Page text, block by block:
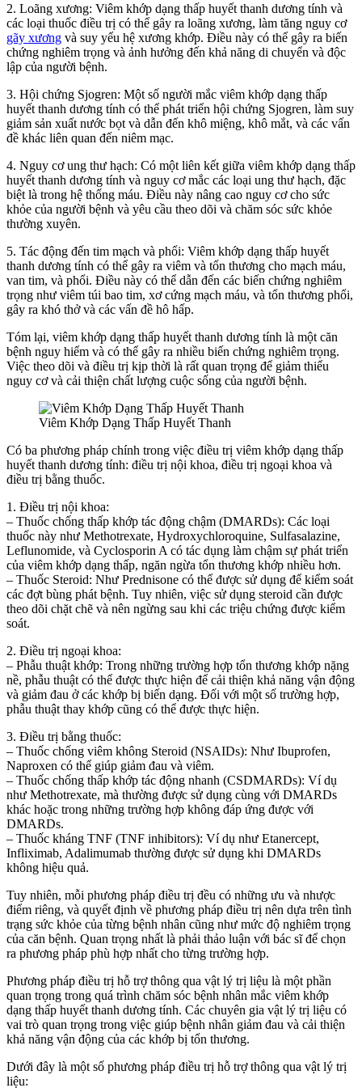
2. Loãng xương: Viêm khớp dạng thấp huyết thanh dương tính và
các loại thuốc điều trị có thể gây ra loãng xương, làm tăng nguy cơ
gãy xương và suy yếu hệ xương khớp. Điều này có thể gây ra biến
chứng nghiêm trọng và ảnh hưởng đến khả năng di chuyển và độc
lập của người bệnh.
3. Hội chứng Sjogren: Một số người mắc viêm khớp dạng thấp
huyết thanh dương tính có thể phát triển hội chứng Sjogren, làm suy
giảm sản xuất nước bọt và dẫn đến khô miệng, khô mắt, và các vấn
đề khác liên quan đến niêm mạc.
4. Nguy cơ ung thư hạch: Có một liên kết giữa viêm khớp dạng thấp
huyết thanh dương tính và nguy cơ mắc các loại ung thư hạch, đặc
biệt là trong hệ thống máu. Điều này nâng cao nguy cơ cho sức
khỏe của người bệnh và yêu cầu theo dõi và chăm sóc sức khỏe
thường xuyên.
5. Tác động đến tim mạch và phổi: Viêm khớp dạng thấp huyết
thanh dương tính có thể gây ra viêm và tổn thương cho mạch máu,
van tim, và phổi. Điều này có thể dẫn đến các biến chứng nghiêm
trọng như viêm túi bao tim, xơ cứng mạch máu, và tổn thương phổi,
gây ra khó thở và các vấn đề hô hấp.
Tóm lại, viêm khớp dạng thấp huyết thanh dương tính là một căn
bệnh nguy hiểm và có thể gây ra nhiều biến chứng nghiêm trọng.
Việc theo dõi và điều trị kịp thời là rất quan trọng để giảm thiểu
nguy cơ và cải thiện chất lượng cuộc sống của người bệnh.
Viêm Khớp Dạng Thấp Huyết Thanh
Có ba phương pháp chính trong việc điều trị viêm khớp dạng thấp
huyết thanh dương tính: điều trị nội khoa, điều trị ngoại khoa và
điều trị bằng thuốc.
1. Điều trị nội khoa:
– Thuốc chống thấp khớp tác động chậm (DMARDs): Các loại
thuốc này như Methotrexate, Hydroxychloroquine, Sulfasalazine,
Leflunomide, và Cyclosporin A có tác dụng làm chậm sự phát triển
của viêm khớp dạng thấp, ngăn ngừa tổn thương khớp nhiều hơn.
– Thuốc Steroid: Như Prednisone có thể được sử dụng để kiểm soát
các đợt bùng phát bệnh. Tuy nhiên, việc sử dụng steroid cần được
theo dõi chặt chẽ và nên ngừng sau khi các triệu chứng được kiểm
soát.
2. Điều trị ngoại khoa:
– Phẫu thuật khớp: Trong những trường hợp tổn thương khớp nặng
nề, phẫu thuật có thể được thực hiện để cải thiện khả năng vận động
và giảm đau ở các khớp bị biến dạng. Đối với một số trường hợp,
phẫu thuật thay khớp cũng có thể được thực hiện.
3. Điều trị bằng thuốc:
– Thuốc chống viêm không Steroid (NSAIDs): Như Ibuprofen,
Naproxen có thể giúp giảm đau và viêm.
– Thuốc chống thấp khớp tác động nhanh (CSDMARDs): Ví dụ
như Methotrexate, mà thường được sử dụng cùng với DMARDs
khác hoặc trong những trường hợp không đáp ứng được với
DMARDs.
– Thuốc kháng TNF (TNF inhibitors): Ví dụ như Etanercept,
Infliximab, Adalimumab thường được sử dụng khi DMARDs
không hiệu quả.
Tuy nhiên, mỗi phương pháp điều trị đều có những ưu và nhược
điểm riêng, và quyết định về phương pháp điều trị nên dựa trên tình
trạng sức khỏe của từng bệnh nhân cũng như mức độ nghiêm trọng
của căn bệnh. Quan trọng nhất là phải thảo luận với bác sĩ để chọn
ra phương pháp phù hợp nhất cho từng trường hợp.
Phương pháp điều trị hỗ trợ thông qua vật lý trị liệu là một phần
quan trọng trong quá trình chăm sóc bệnh nhân mắc viêm khớp
dạng thấp huyết thanh dương tính. Các chuyên gia vật lý trị liệu có
vai trò quan trọng trong việc giúp bệnh nhân giảm đau và cải thiện
khả năng vận động của các khớp bị tổn thương.
Dưới đây là một số phương pháp điều trị hỗ trợ thông qua vật lý trị
liệu: